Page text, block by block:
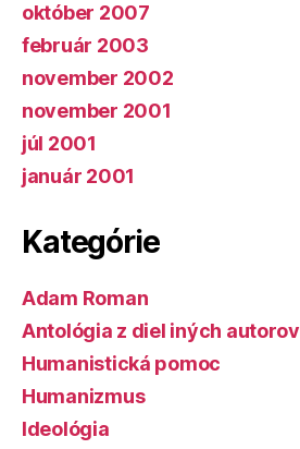
október 2007
február 2003
november 2002
november 2001
júl 2001
január 2001
Kategórie
Adam Roman
Antológia z diel iných autorov
Humanistická pomoc
Humanizmus
Ideológia